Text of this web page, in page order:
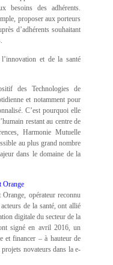
besoins des adhérents.
proposer aux porteurs
d’adhérents souhaitant
et de la santé
des Technologies de
et notamment pour
C’est pourquoi elle
restant au centre de
Harmonie Mutuelle
au plus grand nombre
dans le domaine de la
Orange
opérateur reconnu
de la santé, ont allié
digitale du secteur de la
signé en avril 2016, un
et financer – à hauteur de
novateurs dans la e-